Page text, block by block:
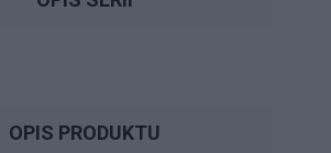
OPIS PRODUKTU